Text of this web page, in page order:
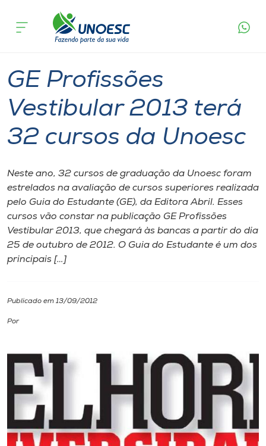
Cursos
Pesquisa
Atendimento ao Estudante
Portal de Ensino
A
Internacionalização
Cultura
Biblioteca
acontece
GE Profissões
Vestibular 2013 terá
32 cursos da Unoesc
Neste ano, 32 cursos de graduação da Unoesc foram
estrelados na avaliação de cursos superiores realizada
pelo Guia do Estudante (GE), da Editora Abril. Esses
cursos vão constar na publicação GE Profissões
Vestibular 2013, que chegará às bancas a partir do dia
25 de outubro de 2012. O Guia do Estudante é um dos
principais […]
Publicado em 13/09/2012
Por